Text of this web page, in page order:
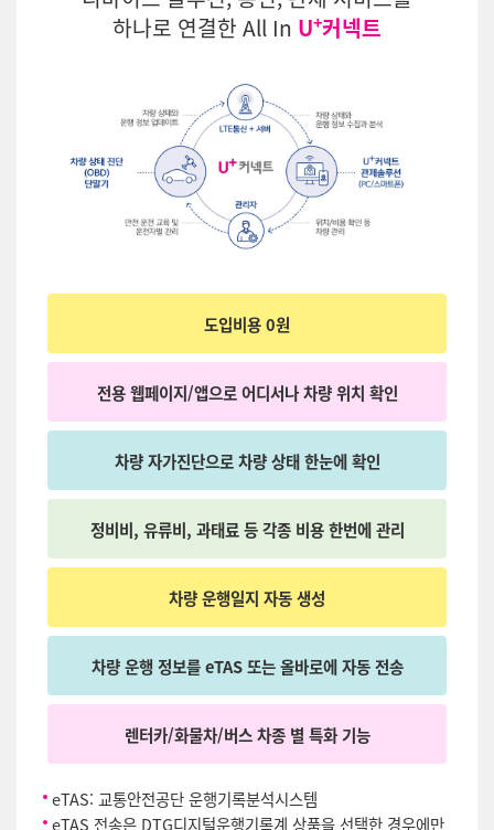
하나로 연결한 All In U+커넥트
도입비용 0원
전용 웹페이지/앱으로 어디서나 차량 위치 확인
차량 자가진단으로 차량 상태 한눈에 확인
정비비, 유류비, 과태료 등 각종 비용 한번에 관리
차량 운행일지 자동 생성
차량 운행 정보를 eTAS 또는 올바로에 자동 전송
렌터카/화물차/버스 차종 별 특화 기능
eTAS: 교통안전공단 운행기록분석시스템
eTAS 전송은 DTG디지털운행기록계 상품을 선택한 경우에만